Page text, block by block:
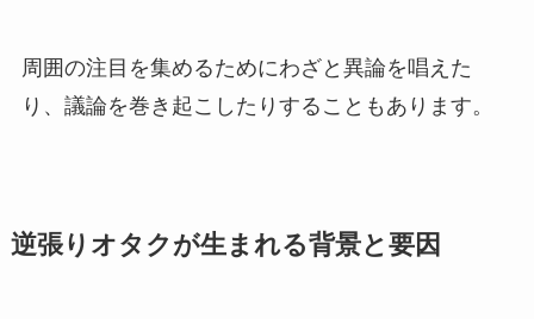
周囲の注目を集めるためにわざと異論を唱えた
り、議論を巻き起こしたりすることもあります。
逆張りオタクが生まれる背景と要因